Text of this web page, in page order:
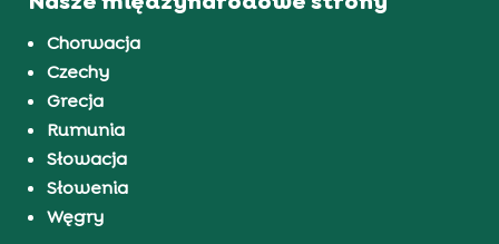
Chorwacja
Czechy
Grecja
Rumunia
Słowacja
Słowenia
Węgry